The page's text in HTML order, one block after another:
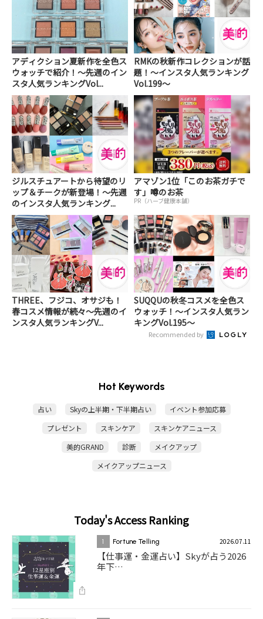
アディクション夏新作を全色ス
ウォッチで紹介！～先週のイン
スタ人気ランキングVol...
RMKの秋新作コレクションが話
題！～インスタ人気ランキング
Vol.199～
ジルスチュアートから待望のリ
ップ＆チークが新登場！～先週
のインスタ人気ランキング...
アマゾン1位「このお茶ガチで
す」噂のお茶
PR（ハーブ健康本舗）
THREE、フジコ、オサジも！
春コスメ情報が続々～先週のイ
ンスタ人気ランキングV...
SUQQUの秋冬コスメを全色ス
ウォッチ！～インスタ人気ラン
キングVol.195～
Recommended by
Hot Keywords
占い Skyの上半期・下半期占い
イベント参加応募
プレゼント
スキンケア
スキンケアニュース
美的GRAND
診断
メイクアップ
メイクアップニュース
Today's Access Ranking
1 Fortune Telling 2026.07.11
【仕事運・金運占い】Skyが占う2026
年下…